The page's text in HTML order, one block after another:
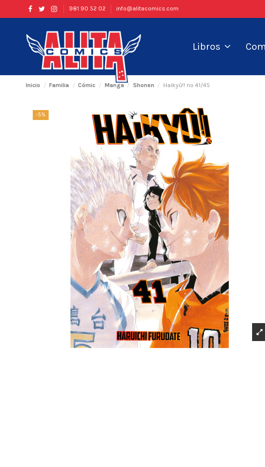
981 90 52 02 info@alitacomics.com
Libros
Inicio Familia Cómic Manga Shonen Haikyû!! nº 41/45
-5%